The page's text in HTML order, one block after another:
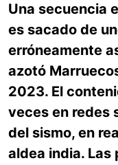
Una secuencia
es sacado de
erróneamente
azotó
2023. El
veces en redes
del sismo, en
aldea india. Las